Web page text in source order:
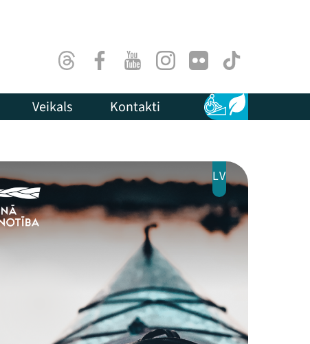
ThreadsFacebookYoutubeInstagram
Flick TikTok
Veikals Kontakti Pieejamība
Ilgtspēja
LV